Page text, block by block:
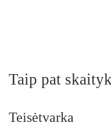
Taip pat
Teisėtvarka